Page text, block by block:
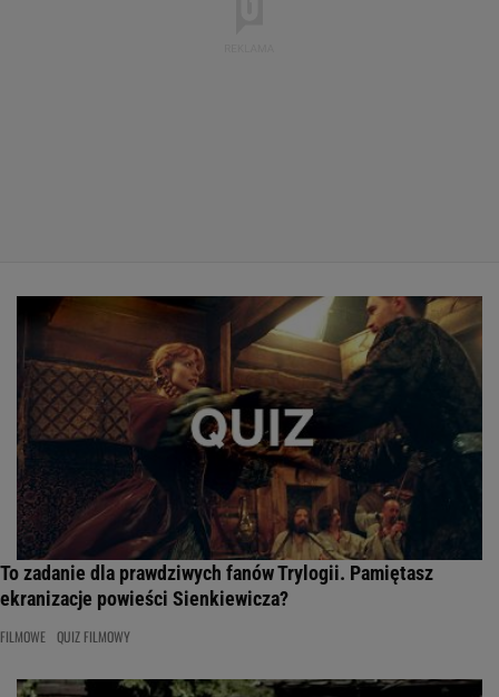
To zadanie dla prawdziwych fanów Trylogii. Pamiętasz
ekranizacje powieści Sienkiewicza?
FILMOWE QUIZ FILMOWY